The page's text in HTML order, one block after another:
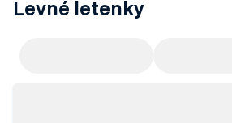
Levné letenky